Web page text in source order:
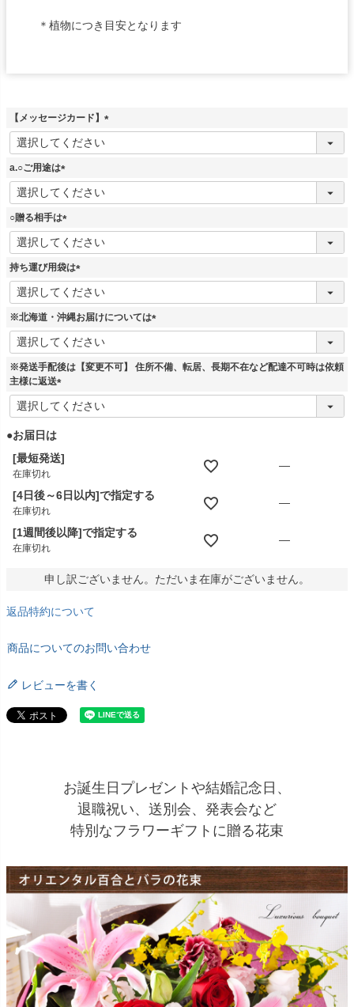
＊植物につき目安となります
【メッセージカード】
(
a.○ご用途は
(
必
須
○贈る相手は
(
必
須
持ち運び用袋は
(
必
須
※北海道・沖縄お届けについては
(
須
※発送手配後は【変更不可】 住所不備、転居、長期不在など配達不可時は依頼
主様に返送
(
必
●お届日は
[最短発送]
在庫切れ
—
[4日後～6日以内]で指定する
在庫切れ
—
[1週間後以降]で指定する
在庫切れ
—
申し訳ございません。ただいま在庫がございません。
返品特約について
商品についてのお問い合わせ
レビューを書く
お誕生日プレゼントや結婚記念日、
退職祝い、送別会、発表会など
特別なフラワーギフトに贈る花束